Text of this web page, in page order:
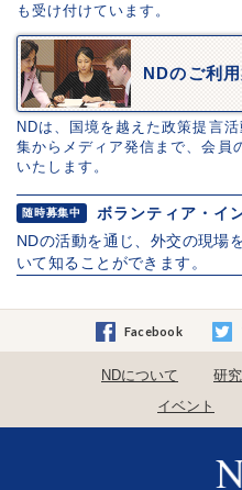
も受け付けています。
NDのご利
NDは、国境を越えた政策提言
集からメディア発信まで、会員
いたします。
随時募集中
ボランティア・イ
NDの活動を通じ、外交の現場
いて知ることができます。
Facebook
NDについて 研
イベント